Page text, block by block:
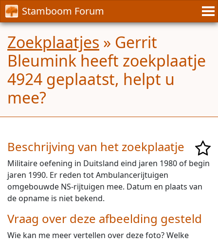
Stamboom Forum
Zoekplaatjes » Gerrit
Bleumink heeft zoekplaatje
4924 geplaatst, helpt u
mee?
Beschrijving van het zoekplaatje
Militaire oefening in Duitsland eind jaren 1980 of begin
jaren 1990. Er reden tot Ambulancerijtuigen
omgebouwde NS-rijtuigen mee. Datum en plaats van
de opname is niet bekend.
Vraag over deze afbeelding gesteld
Wie kan me meer vertellen over deze foto? Welke